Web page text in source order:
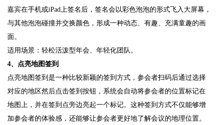
嘉宾在手机或iPad上签名后，签名会以彩色泡泡的形式飞入大屏幕，
与其他泡泡碰撞并交换颜色，形成一种动态、有趣、充满童趣的画
面。
适用场景：轻松活泼型年会、年轻化团队。
4、点亮地图签到
点亮地图签到是一种比较新颖的签到方式，参会者扫码后通过选择
对应的地区然后点击签到按钮，系统会自动将参会者的位置标记在
地图上，并在签到点旁边亮起一个标记。这种签到方式不仅能够增
加参会者的体验感，还能够让参会者更好地了解会议的地理位置。